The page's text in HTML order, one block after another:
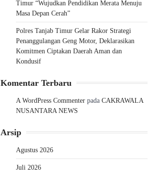
Timur “Wujudkan Pendidikan Merata Menuju
Masa Depan Cerah”
Polres Tanjab Timur Gelar Rakor Strategi
Penanggulangan Geng Motor, Deklarasikan
Komitmen Ciptakan Daerah Aman dan
Kondusif
Komentar Terbaru
A WordPress Commenter pada CAKRAWALA
NUSANTARA NEWS
Arsip
Agustus 2026
Juli 2026